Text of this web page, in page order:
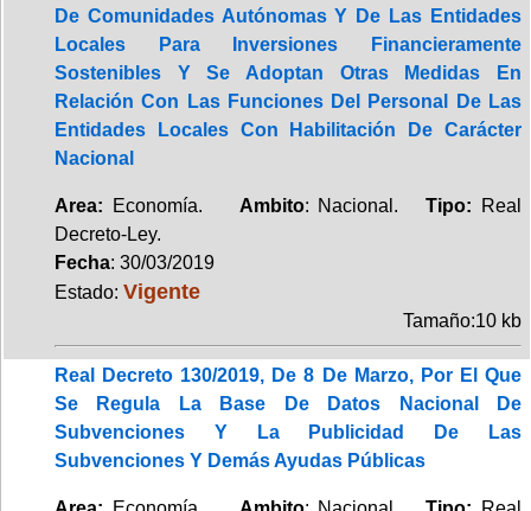
De Comunidades Autónomas Y De Las Entidades
Locales Para Inversiones Financieramente
Sostenibles Y Se Adoptan Otras Medidas En
Relación Con Las Funciones Del Personal De Las
Entidades Locales Con Habilitación De Carácter
Nacional
Area: Economía. Ambito: Nacional.Tipo:
Real
Decreto-Ley.
Fecha: 30/03/2019
Estado: Vigente
Tamaño:10 kb
Real Decreto 130/2019, De 8 De Marzo, Por El Que
Se Regula La Base De Datos Nacional De
Subvenciones Y La Publicidad De Las
Subvenciones Y Demás Ayudas Públicas